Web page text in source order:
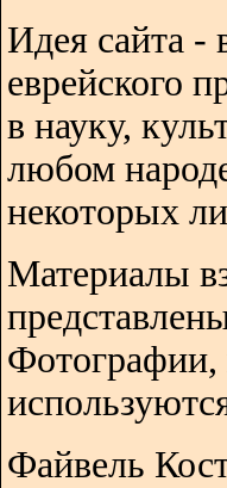
Идея сайта -
еврейского
в науку,
любом
некоторых
Материалы
Фотографии,
Файвель